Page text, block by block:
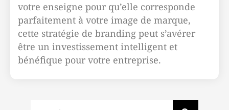
votre enseigne pour qu’elle corresponde
parfaitement à votre image de marque,
cette stratégie de branding peut s’avérer
être un investissement intelligent et
bénéfique pour votre entreprise.